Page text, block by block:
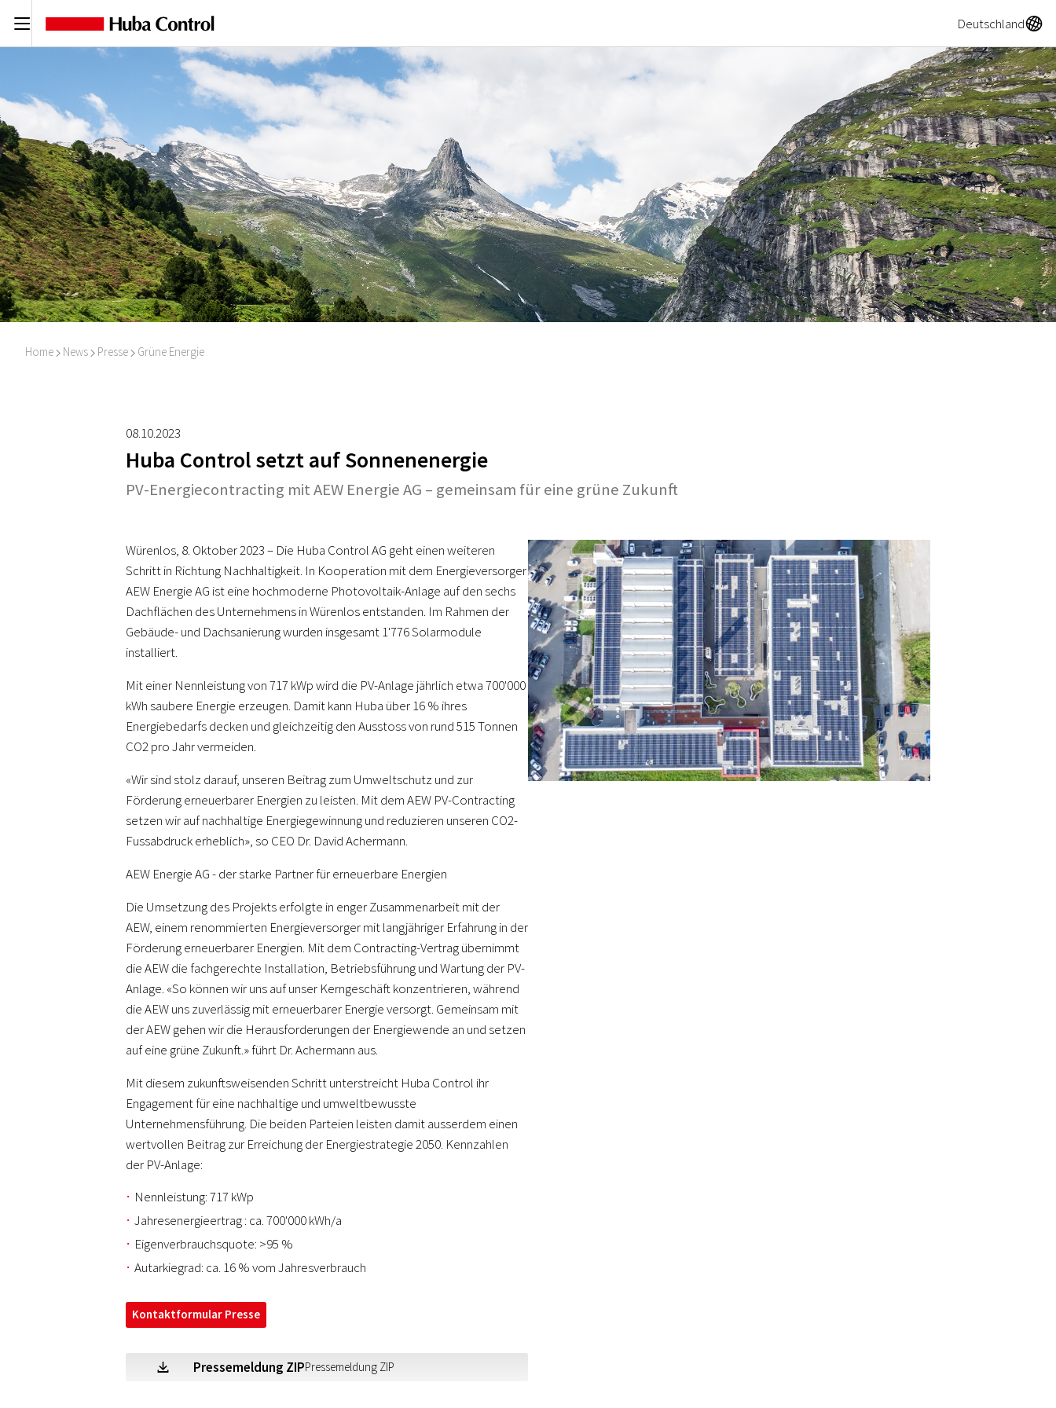
C DeutschlandA
Home I News I Presse I Grüne Energie
08.10.2023
Huba Control setzt auf Sonnenenergie
PV-Energiecontracting mit AEW Energie AG – gemeinsam für eine grüne Zukunft
Würenlos, 8. Oktober 2023 – Die Huba Control AG geht einen weiteren
Schritt in Richtung Nachhaltigkeit. In Kooperation mit dem Energieversorger
AEW Energie AG ist eine hochmoderne Photovoltaik-Anlage auf den sechs
Dachflächen des Unternehmens in Würenlos entstanden. Im Rahmen der
Gebäude- und Dachsanierung wurden insgesamt 1'776 Solarmodule
installiert.
Mit einer Nennleistung von 717 kWp wird die PV-Anlage jährlich etwa 700'000
kWh saubere Energie erzeugen. Damit kann Huba über 16 % ihres
Energiebedarfs decken und gleichzeitig den Ausstoss von rund 515 Tonnen
CO2 pro Jahr vermeiden.
«Wir sind stolz darauf, unseren Beitrag zum Umweltschutz und zur
Förderung erneuerbarer Energien zu leisten. Mit dem AEW PV-Contracting
setzen wir auf nachhaltige Energiegewinnung und reduzieren unseren CO2-
Fussabdruck erheblich», so CEO Dr. David Achermann.
AEW Energie AG - der starke Partner für erneuerbare Energien
Die Umsetzung des Projekts erfolgte in enger Zusammenarbeit mit der
AEW, einem renommierten Energieversorger mit langjähriger Erfahrung in der
Förderung erneuerbarer Energien. Mit dem Contracting-Vertrag übernimmt
die AEW die fachgerechte Installation, Betriebsführung und Wartung der PV-
Anlage. «So können wir uns auf unser Kerngeschäft konzentrieren, während
die AEW uns zuverlässig mit erneuerbarer Energie versorgt. Gemeinsam mit
der AEW gehen wir die Herausforderungen der Energiewende an und setzen
auf eine grüne Zukunft.» führt Dr. Achermann aus.
Mit diesem zukunftsweisenden Schritt unterstreicht Huba Control ihr
Engagement für eine nachhaltige und umweltbewusste
Unternehmensführung. Die beiden Parteien leisten damit ausserdem einen
wertvollen Beitrag zur Erreichung der Energiestrategie 2050. Kennzahlen
der PV-Anlage:
Nennleistung: 717 kWp
Jahresenergieertrag : ca. 700'000 kWh/a
Eigenverbrauchsquote: >95 %
Autarkiegrad: ca. 16 % vom Jahresverbrauch
Kontaktformular Presse
Pressemeldung ZIPPressemeldung ZIP
Z